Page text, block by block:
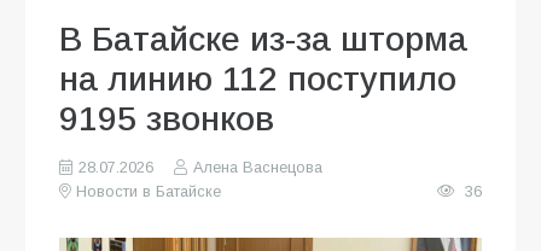
В Батайске из-за шторма
на линию 112 поступило
9195 звонков
28.07.2026
Алена Васнецова
Новости в Батайске
36